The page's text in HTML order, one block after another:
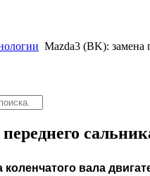
Mazda3 (BK): замена
вала